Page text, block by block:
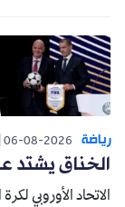
رياضة 06-08-2026
الخناق يشتد
الاتحاد الأوروبي